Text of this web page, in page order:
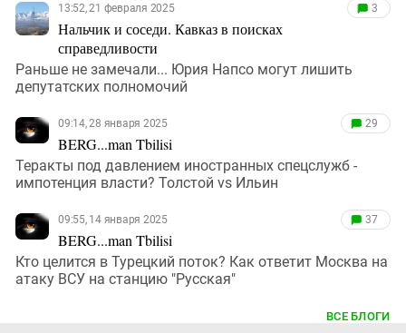
13:52, 21 февраля 2025
Нальчик и соседи. Кавказ в поисках
справедливости
3
Раньше не замечали... Юрия Напсо могут лишить
депутатских полномочий
09:14, 28 января 2025
BERG...man Tbilisi
29
Теракты под давлением иностранных спецслужб -
импотенция власти? Толстой vs Ильин
09:55, 14 января 2025
BERG...man Tbilisi
37
Кто целится в Турецкий поток? Как ответит Москва на
атаку ВСУ на станцию "Русская"
ВСЕ БЛОГИ